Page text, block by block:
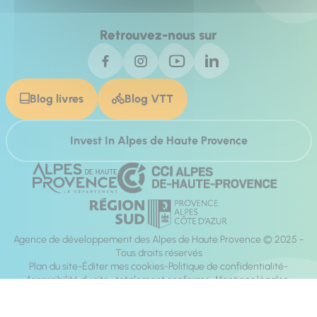
Retrouvez-nous sur
Blog livres Blog VTT
Invest In Alpes de Haute Provence
Agence de développement des Alpes de Haute Provence © 2025 -
Tous droits réservés
Plan du site Éditer mes cookies Politique de confidentialité
Accessibilité du site : totalement conforme Mentions légales